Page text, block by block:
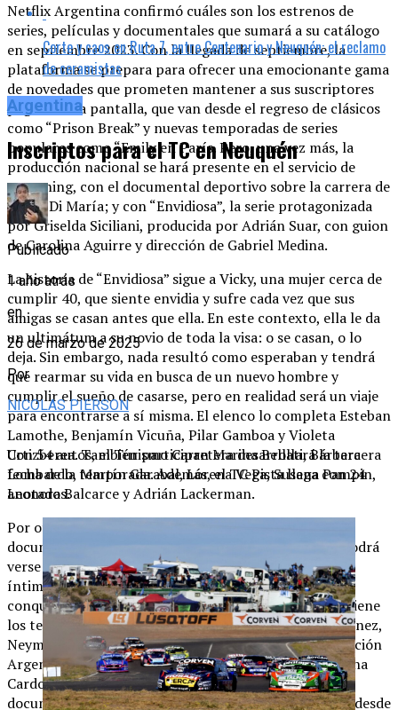
Netflix Argentina confirmó cuáles son los estrenos de
series, películas y documentales que sumará a su catálogo
en septiembre 2023. Con la llegada de septiembre, la
plataforma se prepara para ofrecer una emocionante gama
de novedades que prometen mantener a sus suscriptores
pegados a la pantalla, que van desde el regreso de clásicos
como “Prison Break” y nuevas temporadas de series
populares como “Emily en París. Pero, una vez más, la
producción nacional se hará presente en el servicio de
streaming, con el documental deportivo sobre la carrera de
Ángel Di María; y con “Envidiosa”, la serie protagonizada
por Griselda Siciliani, producida por Adrián Suar, con guion
de Carolina Aguirre y dirección de Gabriel Medina.
La historia de “Envidiosa” sigue a Vicky, una mujer cerca de
cumplir 40, que siente envidia y sufre cada vez que sus
amigas se casan antes que ella. En este contexto, ella le da
un ultimátum a su novio de toda la visa: o se casan, o lo
deja. Sin embargo, nada resultó como esperaban y tendrá
que rearmar su vida en busca de un nuevo hombre y
cumplir el sueño de casarse, pero en realidad será un viaje
para encontrarse a sí misma. El elenco lo completa Esteban
Lamothe, Benjamín Vicuña, Pilar Gamboa y Violeta
Urtizberea. También participan Marina Bellati, Bárbara
Lombardo, Martín Garabal, Lorena Vega, Susana Pampin,
Leonora Balcarce y Adrián Lackerman.
Por otra parte, el otro título argentino esperado es el
documental “Ángel Di María: romper la pared”, que podrá
verse desde el 12 de septiembre. Se trata de un relato
íntimo de la vida y carrera del futbolista rosarino que
conquistó y emocionó a todo un país. El documental tiene
los testimonios de Lionel Messi, Emiliano “Dibu” Martínez,
Neymar Jr., entre otros; el director técnico de la Selección
Argentina Lionel Scaloni, además de su esposa Jorgelina
Cardoso, y los padres de Di María. La producción
documental se compone de tres episodios que narran desde
Corte y caos en Ruta 7, entre Centenario y Neuquén: el reclamo
de ceramistas
Argentina
Inscriptos para el TC en Neuquén
Publicado
1 año atrás
en
26 de marzo de 2025
Por
NICOLAS PIERSON
Con 54 autos, el Turismo Carretera desarrollará la tercera
fecha de la temporada. Además, el TC Pista llega con 24
anotados.